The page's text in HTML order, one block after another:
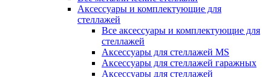
Аксессуары и комплектующие для
стеллажей
Все аксессуары и комплектующие для
стеллажей
Аксессуары для стеллажей MS
Аксессуары для стеллажей гаражных
Аксессуары для стеллажей